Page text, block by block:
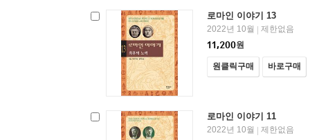
로마인 이야기 13
2022년 10월
제한없음
11,200원
원클릭구매 바로구매
로마인 이야기 11
2022년 10월
제한없음